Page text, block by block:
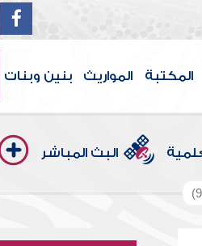
المكتبة المواريث بنين وبنات
البث المباشر